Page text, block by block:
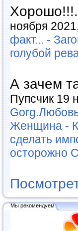
ноября
факт... -
голубой
А зачем
Пупсчик 19
Женщина -
сделать
осторожно
Мы рекомендуем